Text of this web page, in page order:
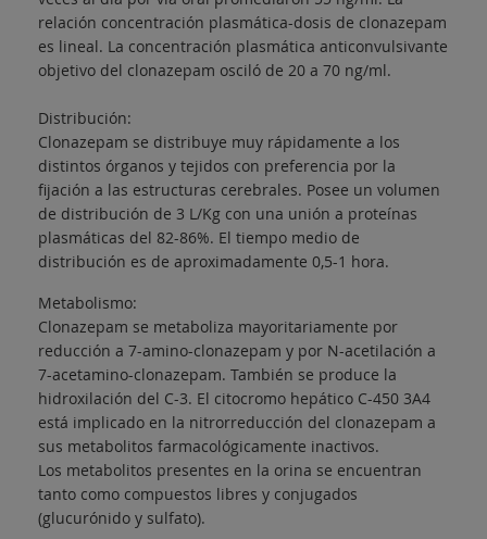
relación concentración plasmática-dosis de clonazepam
es lineal. La concentración plasmática anticonvulsivante
objetivo del clonazepam osciló de 20 a 70 ng/ml.
Distribución:
Clonazepam se distribuye muy rápidamente a los
distintos órganos y tejidos con preferencia por la
fijación a las estructuras cerebrales. Posee un volumen
de distribución de 3 L/Kg con una unión a proteínas
plasmáticas del 82-86%. El tiempo medio de
distribución es de aproximadamente 0,5-1 hora.
Metabolismo:
Clonazepam se metaboliza mayoritariamente por
reducción a 7-amino-clonazepam y por N-acetilación a
7-acetamino-clonazepam. También se produce la
hidroxilación del C-3. El citocromo hepático C-450 3A4
está implicado en la nitrorreducción del clonazepam a
sus metabolitos farmacológicamente inactivos.
Los metabolitos presentes en la orina se encuentran
tanto como compuestos libres y conjugados
(glucurónido y sulfato).